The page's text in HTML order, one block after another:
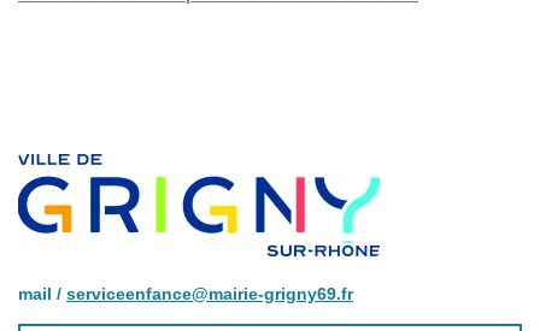
mail / serviceenfance@mairie-grigny69.fr